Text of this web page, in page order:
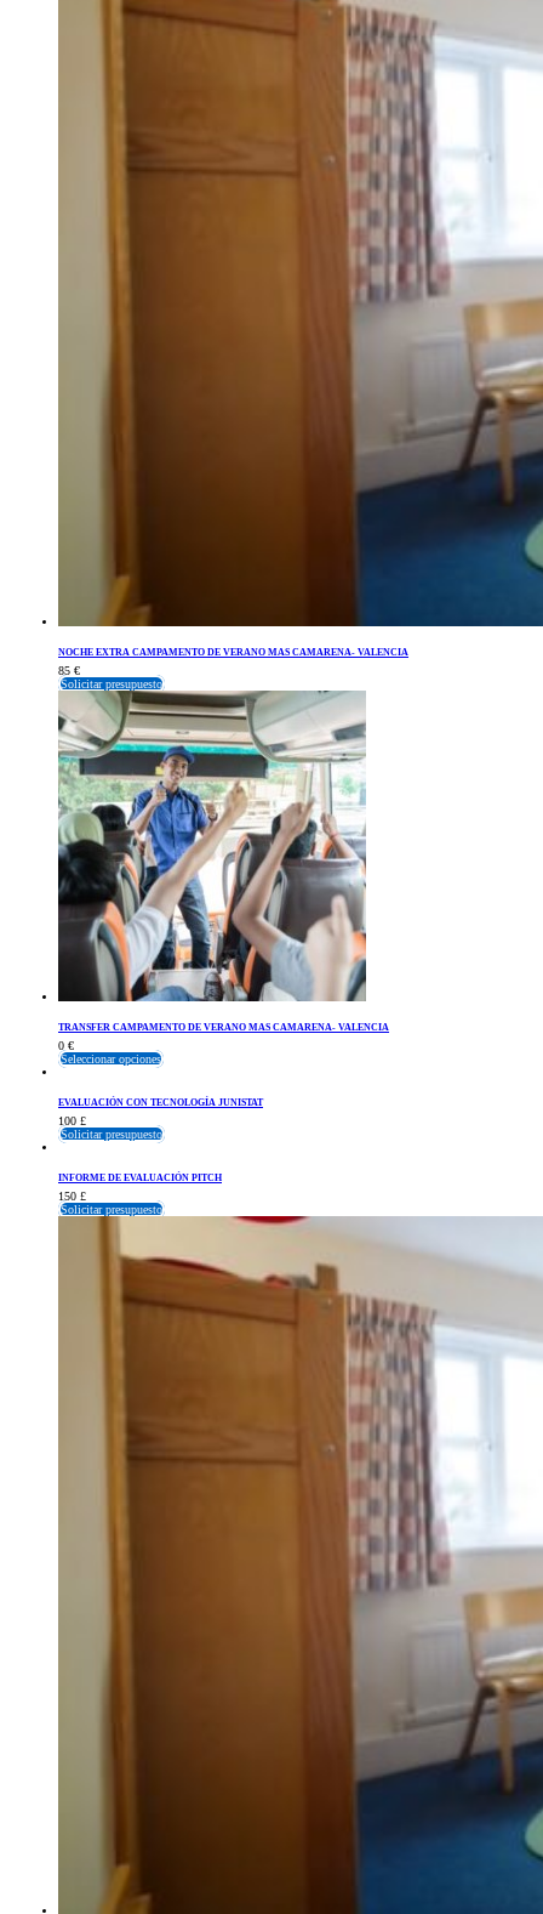
NOCHE EXTRA CAMPAMENTO DE VERANO MAS CAMARENA- VALENCIA
85 €
Solicitar presupuesto
TRANSFER CAMPAMENTO DE VERANO MAS CAMARENA- VALENCIA
0 €
Seleccionar opciones
EVALUACIÓN CON TECNOLOGÍA JUNISTAT
100 £
Solicitar presupuesto
INFORME DE EVALUACIÓN PITCH
150 £
Solicitar presupuesto